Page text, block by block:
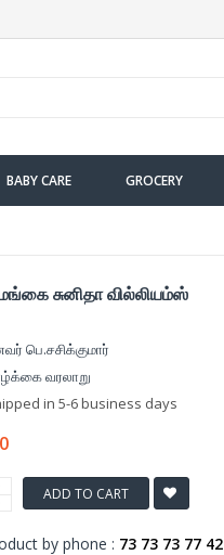
BABY CARE GROCERY
சுனிதா வில்லியம்ஸ்
பெ.சசிக்குமார்
வரலாறு
in 5-6 business days
ADD TO CART
by phone : 73 73 73 77 42